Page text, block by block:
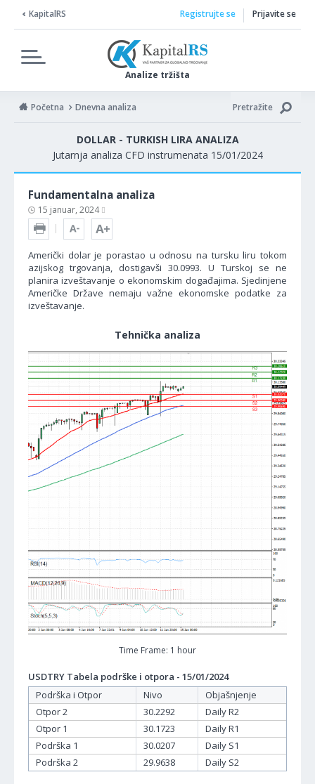
KapitalRS
Analize tržišta
Registrujte se Prijavite se
Početna Dnevna analiza Pretražite
DOLLAR - TURKISH LIRA ANALIZA
Jutarnja analiza CFD instrumenata 15/01/2024
Fundamentalna analiza
15 januar, 2024
Američki dolar je porastao u odnosu na tursku liru tokom
azijskog trgovanja, dostigavši 30.0993. U Turskoj se ne
planira izveštavanje o ekonomskim događajima. Sjedinjene
Američke Države nemaju važne ekonomske podatke za
izveštavanje.
Tehnička analiza
Time Frame: 1 hour
USDTRY Tabela podrške i otpora - 15/01/2024
Podrška i Otpor
Nivo
Objašnjenje
Otpor 2
30.2292
Daily R2
Otpor 1
30.1723
Daily R1
Podrška 1
30.0207
Daily S1
Podrška 2
29.9638 Daily S2